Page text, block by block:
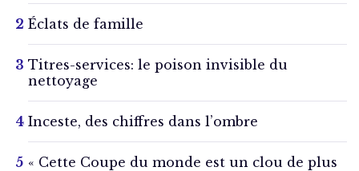
Éclats de famille
Titres-services: le poison invisible du
nettoyage
Inceste, des chiffres dans l’ombre
« Cette Coupe du monde est un clou de plus